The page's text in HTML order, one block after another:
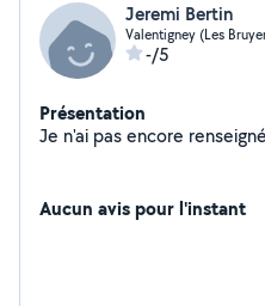
Jeremi Bertin
Valentigney (Les
-/5
Présentation
Aucun avis pour l'instant